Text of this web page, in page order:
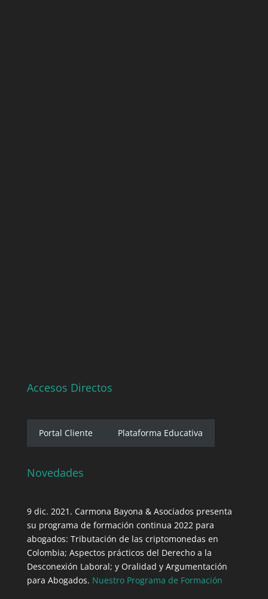
Accesos Directos
Portal Cliente Plataforma Educativa
Novedades
9 dic. 2021. Carmona Bayona & Asociados presenta
su programa de formación continua 2022 para
abogados: Tributación de las criptomonedas en
Colombia; Aspectos prácticos del Derecho a la
Desconexión Laboral; y Oralidad y Argumentación
para Abogados. Nuestro Programa de Formación